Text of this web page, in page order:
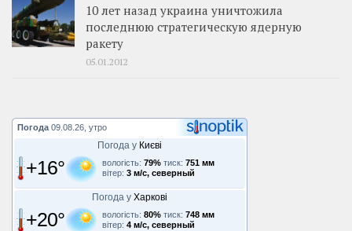
10 лет назад украина уничтожила
последнюю стратегическую ядерную
ракету
05.01.2012
Погода 09.08.26, утро
Погода у Києві
+16° вологість: 79% тиск: 751 мм
вітер: 3 м/с, северный
Погода у Харкові
+20° вологість: 80% тиск: 748 мм
вітер: 4 м/с, северный